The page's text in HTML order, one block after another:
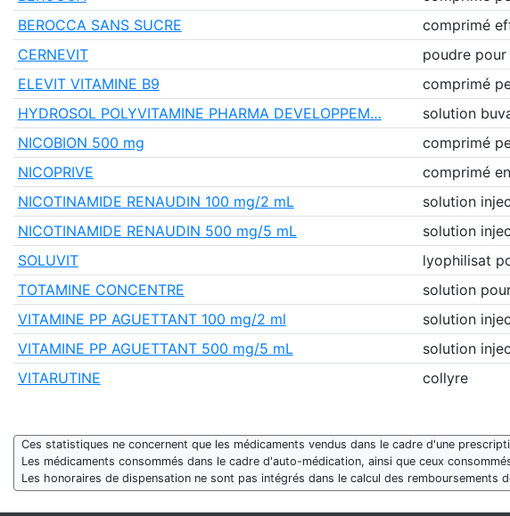
BEROCCA SANS SUCRE
comprimé
CERNEVIT
poudre
ELEVIT VITAMINE B9
comprimé
HYDROSOL POLYVITAMINE PHARMA DEVELOPPEM…
solution
NICOBION 500 mg
comprimé
NICOPRIVE
comprimé
NICOTINAMIDE RENAUDIN 100 mg/2 mL
solution
NICOTINAMIDE RENAUDIN 500 mg/5 mL
solution
SOLUVIT
lyophilisat
TOTAMINE CONCENTRE
solution
VITAMINE PP AGUETTANT 100 mg/2 ml
solution
VITAMINE PP AGUETTANT 500 mg/5 mL
solution
VITARUTINE
collyre
Ces statistiques ne concernent que les médicaments vendus dans le cadre d'une
Les médicaments consommés dans le cadre d'auto-médication, ainsi que ceux
Les honoraires de dispensation ne sont pas intégrés dans le calcul des remboursements